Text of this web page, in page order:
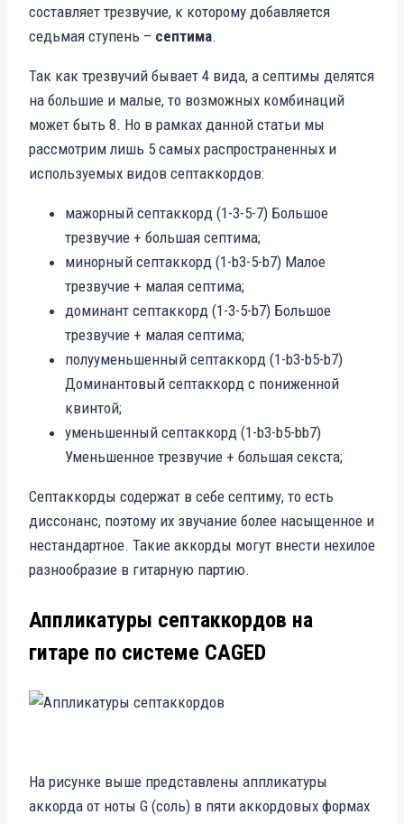
составляет трезвучие, к которому добавляется
седьмая ступень – септима.
Так как трезвучий бывает 4 вида, а септимы делятся
на большие и малые, то возможных комбинаций
может быть 8. Но в рамках данной статьи мы
рассмотрим лишь 5 самых распространенных и
используемых видов септаккордов:
мажорный септаккорд (1-3-5-7) Большое
трезвучие + большая септима;
минорный септаккорд (1-b3-5-b7) Малое
трезвучие + малая септима;
доминант септаккорд (1-3-5-b7) Большое
трезвучие + малая септима;
полууменьшенный септаккорд (1-b3-b5-b7)
Доминантовый септаккорд с пониженной
квинтой;
уменьшенный септаккорд (1-b3-b5-bb7)
Уменьшенное трезвучие + большая секста;
Септаккорды содержат в себе септиму, то есть
диссонанс, поэтому их звучание более насыщенное и
нестандартное. Такие аккорды могут внести нехилое
разнообразие в гитарную партию.
Аппликатуры септаккордов на
гитаре по системе CAGED
На рисунке выше представлены аппликатуры
аккорда от ноты G (соль) в пяти аккордовых формах